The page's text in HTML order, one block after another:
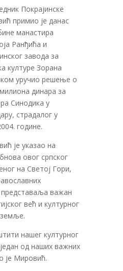
Покрајинске
примио је данас
манастира
Ранђића и
завода за
културе Зорана
уручио решење о
динара за
Синодика у
страдалог у
године.
је указао на
овог српског
на Светој Гори,
представаља важан
већ и културног
нашег културног
од наших важних
је Мировић.